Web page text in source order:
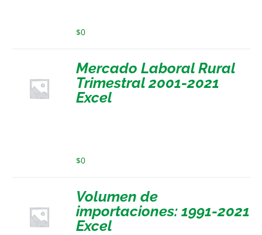
$0
Mercado Laboral Rural
Trimestral 2001-2021
Excel
$0
Volumen de
importaciones: 1991-2021
Excel